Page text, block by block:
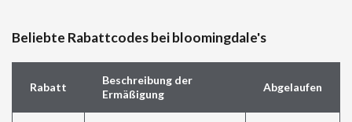
Beliebte Rabattcodes bei bloomingdale's
Rabatt
Beschreibung der
Ermäßigung
Abgelaufen